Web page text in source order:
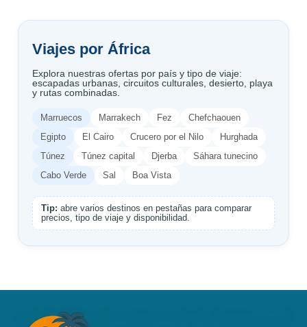
Viajes por África
Explora nuestras ofertas por país y tipo de viaje:
escapadas urbanas, circuitos culturales, desierto, playa
y rutas combinadas.
Marruecos Marrakech Fez
Chefchaouen
Egipto
El Cairo Crucero por el Nilo
Hurghada
Túnez
Túnez capital Djerba
Sáhara tunecino
Cabo Verde
Sal Boa Vista
Tip: abre varios destinos en pestañas para comparar
precios, tipo de viaje y disponibilidad.